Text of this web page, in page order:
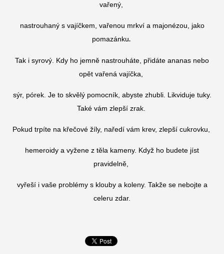
vařený,
nastrouhaný s vajíčkem, vařenou mrkví a majonézou, jako
pomazánku.
Tak i syrový. Kdy ho jemně nastrouháte, přidáte ananas nebo
opět vařená vajíčka,
sýr, pórek. Je to skvělý pomocník, abyste zhubli. Likviduje tuky.
Také vám zlepší zrak.
Pokud trpíte na křečové žíly, naředí vám krev, zlepší cukrovku,
hemeroidy a vyžene z těla kameny. Když ho budete jíst
pravidelně,
vyřeší i vaše problémy s klouby a koleny. Takže se nebojte a
celeru zdar.